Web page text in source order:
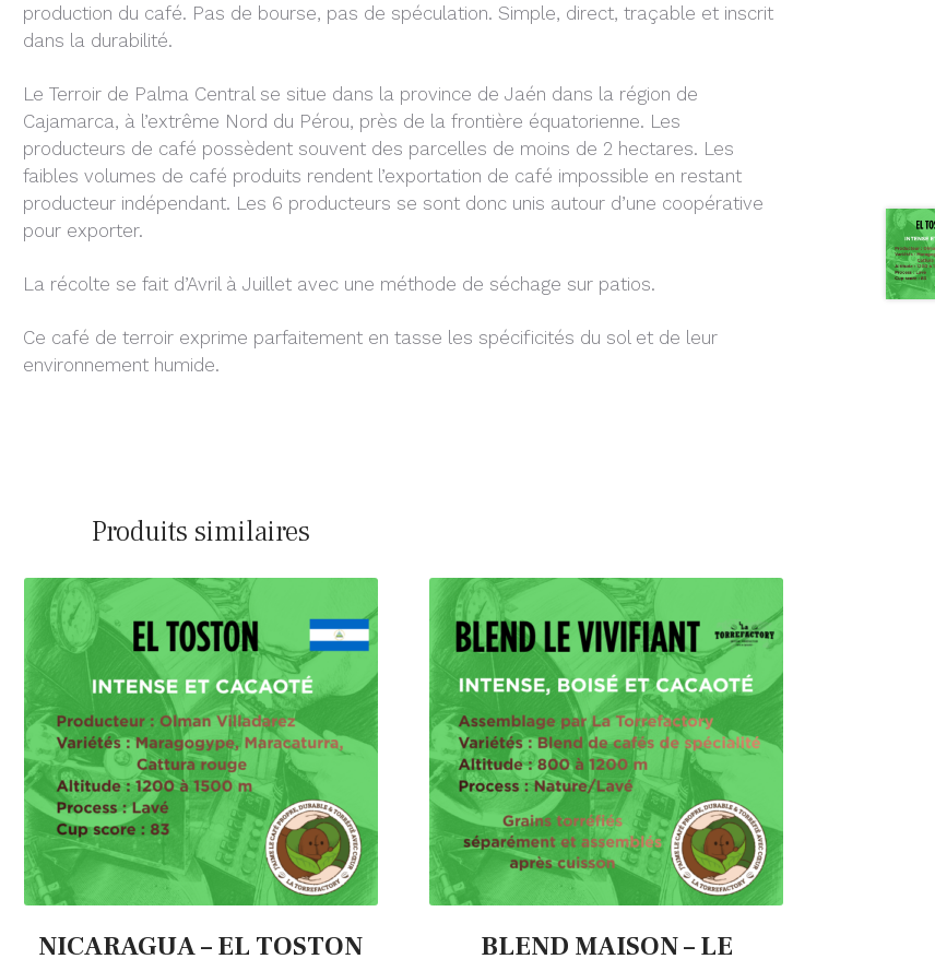
production du café. Pas de bourse, pas de spéculation. Simple, direct, traçable et inscrit
dans la durabilité.
Le Terroir de Palma Central se situe dans la province de Jaén dans la région de
Cajamarca, à l’extrême Nord du Pérou, près de la frontière équatorienne. Les
producteurs de café possèdent souvent des parcelles de moins de 2 hectares. Les
faibles volumes de café produits rendent l’exportation de café impossible en restant
producteur indépendant. Les 6 producteurs se sont donc unis autour d’une coopérative
pour exporter.
La récolte se fait d’Avril à Juillet avec une méthode de séchage sur patios.
Ce café de terroir exprime parfaitement en tasse les spécificités du sol et de leur
environnement humide.
Produits similaires
NICARAGUA – EL TOSTON BLEND MAISON – LE